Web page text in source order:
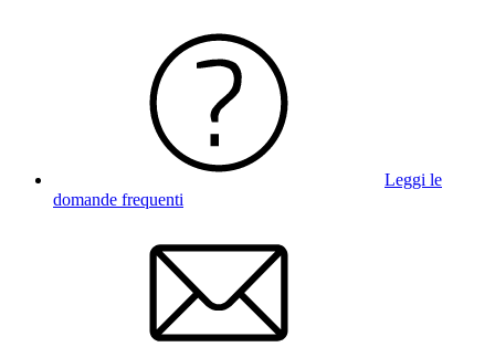
Leggi le
domande frequenti